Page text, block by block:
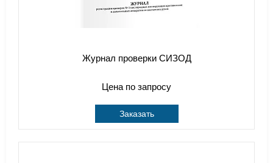
Журнал проверки СИЗОД
Цена по запросу
Заказать